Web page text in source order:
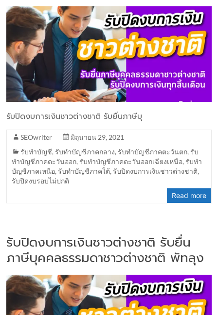
รับปิดงบการเงินชาวต่างชาติ รับยื่นภาษีบุ
SEOwriter
มิถุนายน 29, 2021
รับทำบัญชี, รับทำบัญชีภาคกลาง, รับทำบัญชีภาคตะวันตก, รับ
ทำบัญชีภาคตะวันออก, รับทำบัญชีภาคตะวันออกเฉียงเหนือ, รับทำ
บัญชีภาคเหนือ, รับทำบัญชีภาคใต้, รับปิดงบการเงินชาวต่างชาติ,
รับปิดงบรอบไม่ปกติ
Read more
รับปิดงบการเงินชาวต่างชาติ รับยื่น
ภาษีบุคคลธรรมดาชาวต่างชาติ พัทลุง